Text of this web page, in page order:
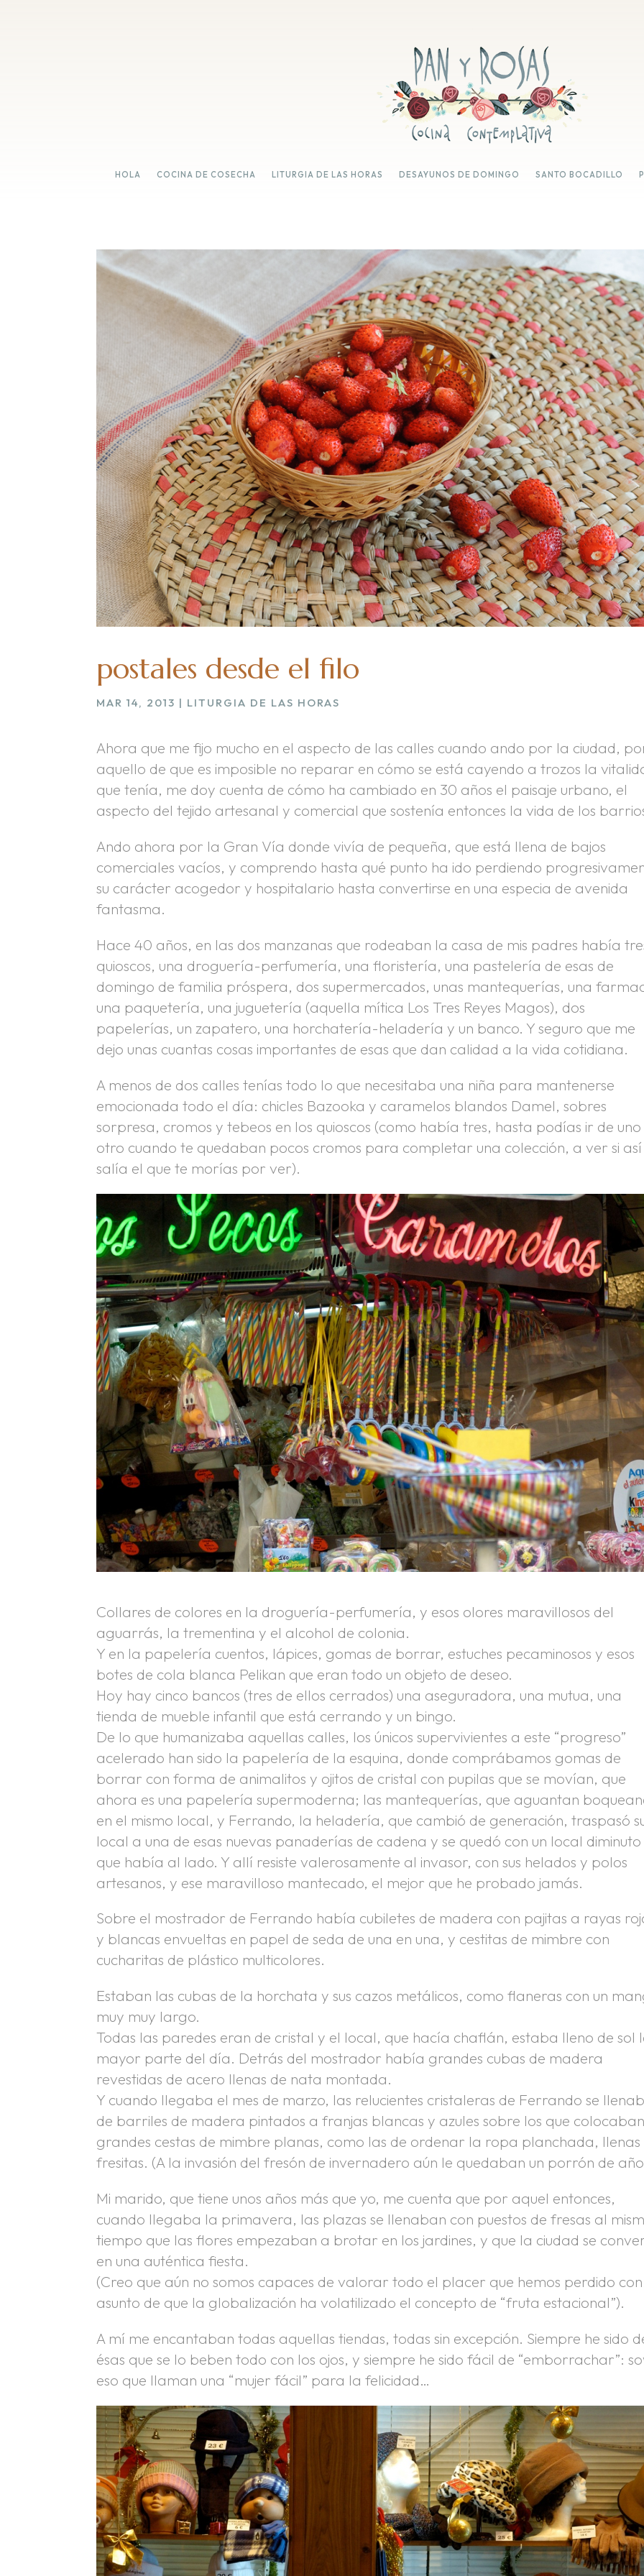
HOLA COCINA DE COSECHA LITURGIA DE LAS HORAS DESAYUNOS DE DOMINGO SANTO BOCADILLO
postales desde el filo
MAR 14, 2013 | LITURGIA DE LAS HORAS
Ahora que me fijo mucho en el aspecto de las calles cuando ando por la ciudad,
aquello de que es imposible no reparar en cómo se está cayendo a trozos la
que tenía, me doy cuenta de cómo ha cambiado en 30 años el paisaje urbano, el
aspecto del tejido artesanal y comercial que sostenía entonces la vida de los
Ando ahora por la Gran Vía donde vivía de pequeña, que está llena de bajos
comerciales vacíos, y comprendo hasta qué punto ha ido perdiendo
su carácter acogedor y hospitalario hasta convertirse en una especia de avenida
fantasma.
Hace 40 años, en las dos manzanas que rodeaban la casa de mis padres había
quioscos, una droguería-perfumería, una floristería, una pastelería de esas de
domingo de familia próspera, dos supermercados, unas mantequerías, una
una paquetería, una juguetería (aquella mítica Los Tres Reyes Magos), dos
papelerías, un zapatero, una horchatería-heladería y un banco. Y seguro que me
dejo unas cuantas cosas importantes de esas que dan calidad a la vida cotidiana.
A menos de dos calles tenías todo lo que necesitaba una niña para mantenerse
emocionada todo el día: chicles Bazooka y caramelos blandos Damel, sobres
sorpresa, cromos y tebeos en los quioscos (como había tres, hasta podías ir de uno
otro cuando te quedaban pocos cromos para completar una colección, a ver si
salía el que te morías por ver).
Collares de colores en la droguería-perfumería, y esos olores maravillosos del
aguarrás, la trementina y el alcohol de colonia.
Y en la papelería cuentos, lápices, gomas de borrar, estuches pecaminosos y esos
botes de cola blanca Pelikan que eran todo un objeto de deseo.
Hoy hay cinco bancos (tres de ellos cerrados) una aseguradora, una mutua, una
tienda de mueble infantil que está cerrando y un bingo.
De lo que humanizaba aquellas calles, los únicos supervivientes a este “progreso”
acelerado han sido la papelería de la esquina, donde comprábamos gomas de
borrar con forma de animalitos y ojitos de cristal con pupilas que se movían, que
ahora es una papelería supermoderna; las mantequerías, que aguantan
en el mismo local, y Ferrando, la heladería, que cambió de generación, traspasó
local a una de esas nuevas panaderías de cadena y se quedó con un local diminuto
que había al lado. Y allí resiste valerosamente al invasor, con sus helados y polos
artesanos, y ese maravilloso mantecado, el mejor que he probado jamás.
Sobre el mostrador de Ferrando había cubiletes de madera con pajitas a rayas
y blancas envueltas en papel de seda de una en una, y cestitas de mimbre con
cucharitas de plástico multicolores.
Estaban las cubas de la horchata y sus cazos metálicos, como flaneras con un
muy muy largo.
Todas las paredes eran de cristal y el local, que hacía chaflán, estaba lleno de sol
mayor parte del día. Detrás del mostrador había grandes cubas de madera
revestidas de acero llenas de nata montada.
Y cuando llegaba el mes de marzo, las relucientes cristaleras de Ferrando se
de barriles de madera pintados a franjas blancas y azules sobre los que colocaban
grandes cestas de mimbre planas, como las de ordenar la ropa planchada, llenas
fresitas. (A la invasión del fresón de invernadero aún le quedaban un porrón de
Mi marido, que tiene unos años más que yo, me cuenta que por aquel entonces,
cuando llegaba la primavera, las plazas se llenaban con puestos de fresas al
tiempo que las flores empezaban a brotar en los jardines, y que la ciudad se
en una auténtica fiesta.
(Creo que aún no somos capaces de valorar todo el placer que hemos perdido
asunto de que la globalización ha volatilizado el concepto de “fruta estacional”).
A mí me encantaban todas aquellas tiendas, todas sin excepción. Siempre he sido
ésas que se lo beben todo con los ojos, y siempre he sido fácil de “emborrachar”:
eso que llaman una “mujer fácil” para la felicidad…